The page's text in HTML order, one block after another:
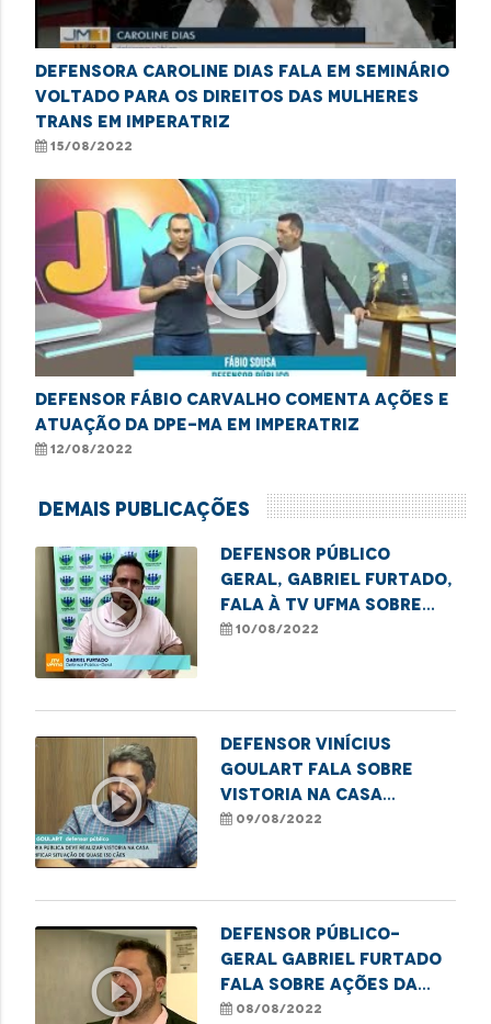
Defensora Caroline Dias fala em seminário
voltado para os direitos das mulheres
trans em Imperatriz
15/08/2022
play_circle_outline
Defensor Fábio Carvalho comenta ações e
atuação da DPE-MA em Imperatriz
12/08/2022
Demais Publicações
play_circle_outline
Defensor Público
Geral, Gabriel Furtado,
fala à TV UFMA sobre
campanhas de incentivo
Maranhão
10/08/2022
play_circle_outline
Defensor Vinícius
Goulart fala sobre
vistoria na Casa
Camélia Rosa
09/08/2022
play_circle_outline
Defensor Público-
Geral Gabriel Furtado
fala sobre ações da
Carreta dos Direitos
08/08/2022